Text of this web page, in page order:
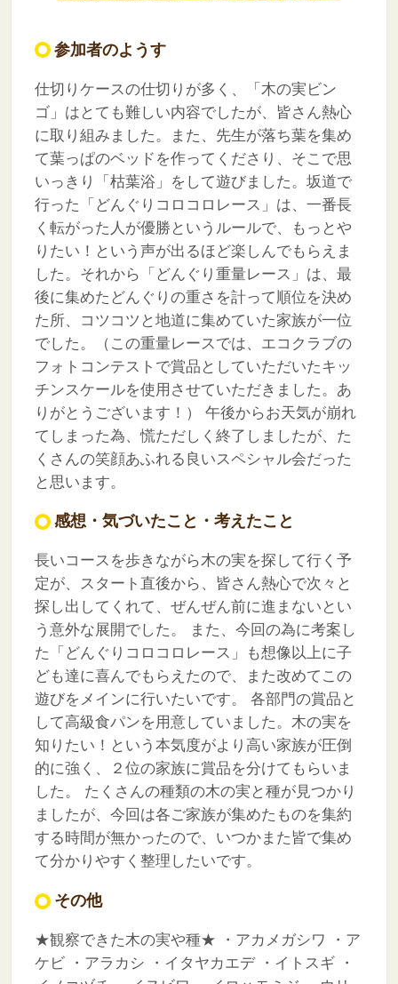
参加者のようす
仕切りケースの仕切りが多く、「木の実ビン
ゴ」はとても難しい内容でしたが、皆さん熱心
に取り組みました。また、先生が落ち葉を集め
て葉っぱのベッドを作ってくださり、そこで思
いっきり「枯葉浴」をして遊びました。坂道で
行った「どんぐりコロコロレース」は、一番長
く転がった人が優勝というルールで、もっとや
りたい！という声が出るほど楽しんでもらえま
した。それから「どんぐり重量レース」は、最
後に集めたどんぐりの重さを計って順位を決め
た所、コツコツと地道に集めていた家族が一位
でした。（この重量レースでは、エコクラブの
フォトコンテストで賞品としていただいたキッ
チンスケールを使用させていただきました。あ
りがとうございます！）
午後からお天気が崩れ
てしまった為、慌ただしく終了しましたが、た
くさんの笑顔あふれる良いスペシャル会だった
と思います。
感想・気づいたこと・考えたこと
長いコースを歩きながら木の実を探して行く予
定が、スタート直後から、皆さん熱心で次々と
探し出してくれて、ぜんぜん前に進まないとい
う意外な展開でした。
また、今回の為に考案し
た「どんぐりコロコロレース」も想像以上に子
ども達に喜んでもらえたので、また改めてこの
遊びをメインに行いたいです。
各部門の賞品と
して高級食パンを用意していました。木の実を
知りたい！という本気度がより高い家族が圧倒
的に強く、２位の家族に賞品を分けてもらいま
した。
たくさんの種類の木の実と種が見つかり
ましたが、今回は各ご家族が集めたものを集約
する時間が無かったので、いつかまた皆で集め
て分かりやすく整理したいです。
その他
★観察できた木の実や種★ ・アカメガシワ ・ア
ケビ・アラカシ ・イタヤカエデ・イトスギ・